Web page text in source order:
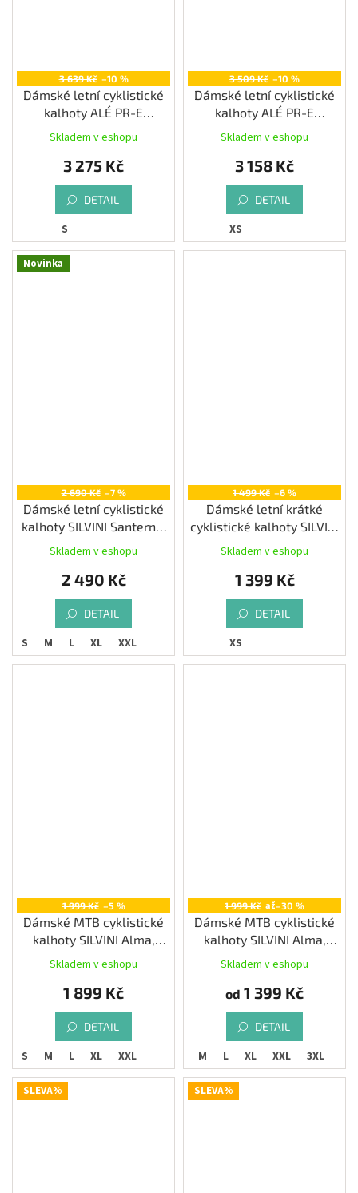
3 639 Kč –10 %
Dámské letní cyklistické
kalhoty ALÉ PR-E
SAUVAGE, black
Skladem v eshopu
3 275 Kč
DETAIL
S
3 509 Kč –10 %
Dámské letní cyklistické
kalhoty ALÉ PR-E
SAUVAGE, pink
Skladem v eshopu
3 158 Kč
DETAIL
XS
Novinka
2 690 Kč –7 %
Dámské letní cyklistické
kalhoty SILVINI Santerno,
black/white
Skladem v eshopu
2 490 Kč
DETAIL
S M L XL XXL
1 499 Kč –6 %
Dámské letní krátké
cyklistické kalhoty SILVINI
Merana, black
Skladem v eshopu
1 399 Kč
DETAIL
XS
1 999 Kč –5 %
Dámské MTB cyklistické
kalhoty SILVINI Alma,
Skladem v eshopu
1 899 Kč
DETAIL
S M L XL XXL
1 999 Kč až–30 %
Dámské MTB cyklistické
kalhoty SILVINI Alma,
Skladem v eshopu
od 1 399 Kč
DETAIL
M L XL XXL 3XL
SLEVA% SLEVA%